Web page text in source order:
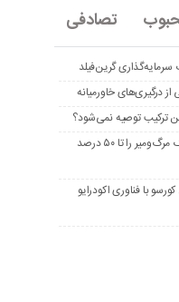
تصادفی
گرین‌فیلد
درگیری‌های خاورمیانه
ترکیب توصیه نمی‌شود؟
غربالگری سرطان روده بزرگ مرگ‌ومیر را تا ۵۰ درصد
با فناوری اکودرایو